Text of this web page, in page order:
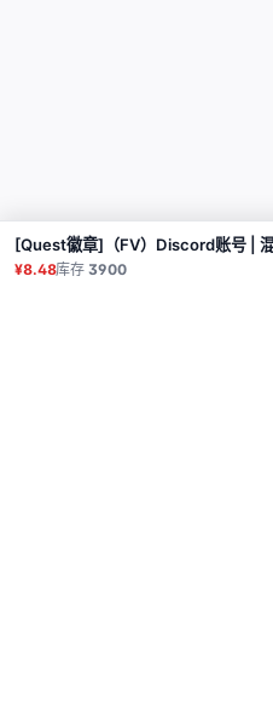
¥8.48库存3900